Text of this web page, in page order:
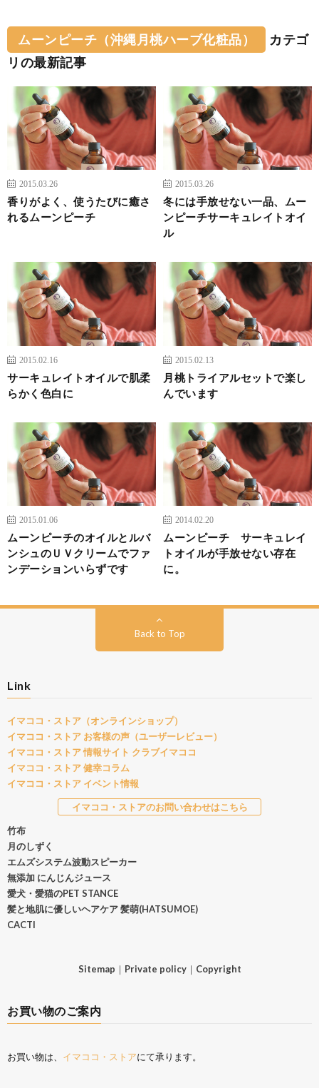
ムーンピーチ（沖縄月桃ハーブ化粧品）
カテゴ
リの最新記事
2015.03.26
香りがよく、使うたびに癒さ
れるムーンピーチ
2015.03.26
冬には手放せない一品、ムー
ンピーチサーキュレイトオイ
ル
2015.02.16
サーキュレイトオイルで肌柔
らかく色白に
2015.02.13
月桃トライアルセットで楽し
んでいます
2015.01.06
ムーンピーチのオイルとルバ
ンシュのＵＶクリームでファ
ンデーションいらずです
2014.02.20
ムーンピーチ サーキュレイ
トオイルが手放せない存在
に。
Back to Top
Link
イマココ・ストア（オンラインショップ）
イマココ・ストア お客様の声（ユーザーレビュー）
イマココ・ストア 情報サイト クラブイマココ
イマココ・ストア 健幸コラム
イマココ・ストア イベント情報
イマココ・ストアのお問い合わせはこちら
竹布
月のしずく
エムズシステム波動スピーカー
無添加 にんじんジュース
愛犬・愛猫のPET STANCE
髪と地肌に優しいヘアケア 髪萌(HATSUMOE)
CACTI
Sitemap ｜ Private policy｜ Copyright
お買い物のご案内
お買い物は、 イマココ・ストアにて承ります。